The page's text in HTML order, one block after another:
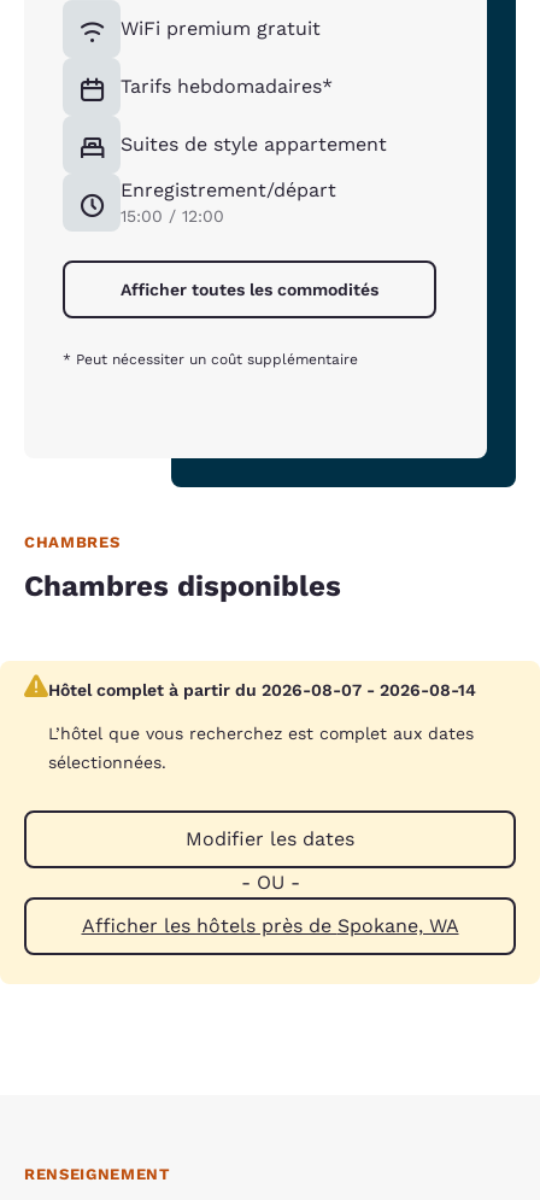
WiFi premium gratuit
Tarifs hebdomadaires*
Suites de style appartement
Enregistrement/départ
15:00 / 12:00
Afficher toutes les commodités
* Peut nécessiter un coût supplémentaire
CHAMBRES
Chambres disponibles
Hôtel complet à partir du 2026-08-07 - 2026-08-14
L’hôtel que vous recherchez est complet aux dates
sélectionnées.
Modifier les dates
- OU -
Afficher les hôtels près de Spokane, WA
RENSEIGNEMENT